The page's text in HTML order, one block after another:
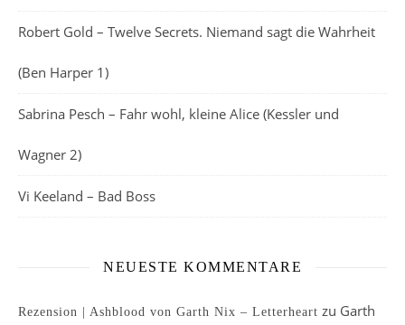
Robert Gold – Twelve Secrets. Niemand sagt die Wahrheit
(Ben Harper 1)
Sabrina Pesch – Fahr wohl, kleine Alice (Kessler und
Wagner 2)
Vi Keeland – Bad Boss
NEUESTE KOMMENTARE
Rezension | Ashblood von Garth Nix – Letterheart zu Garth